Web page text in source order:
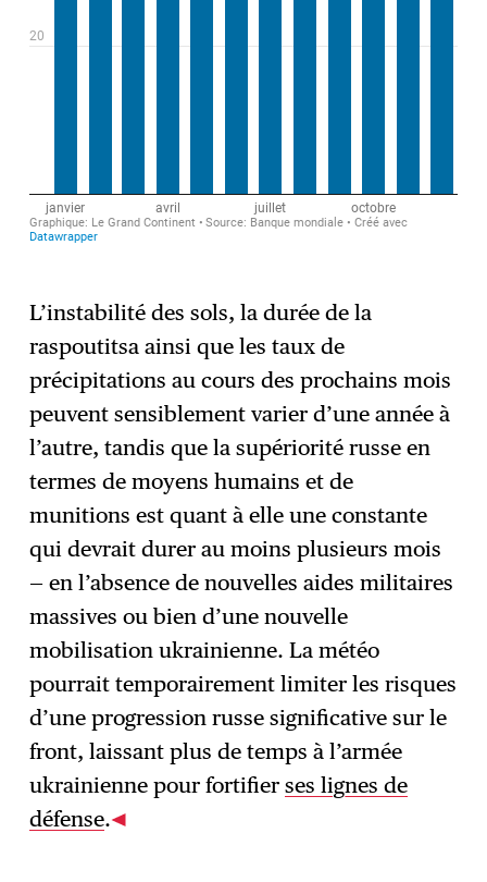
L’instabilité des sols, la durée de la
raspoutitsa ainsi que les taux de
précipitations au cours des prochains mois
peuvent sensiblement varier d’une année à
l’autre, tandis que la supériorité russe en
termes de moyens humains et de
munitions est quant à elle une constante
qui devrait durer au moins plusieurs mois
— en l’absence de nouvelles aides militaires
massives ou bien d’une nouvelle
mobilisation ukrainienne. La météo
pourrait temporairement limiter les risques
d’une progression russe significative sur le
front, laissant plus de temps à l’armée
ukrainienne pour fortifierses lignes de
défense.